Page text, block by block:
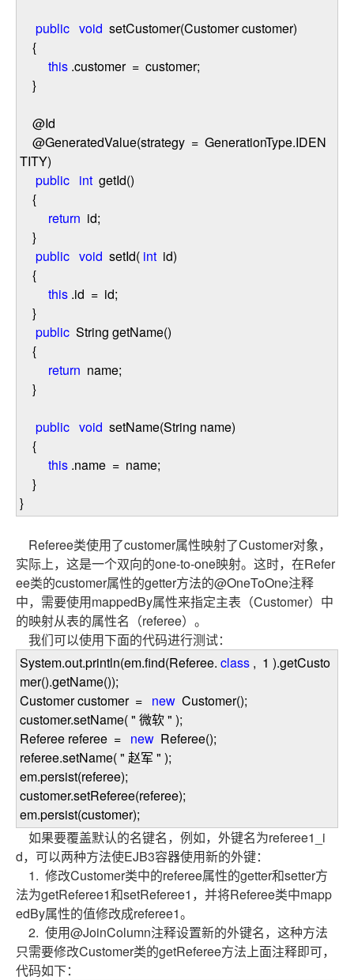
public void setCustomer(Customer customer)
{
this .customer = customer;
}
@Id
@GeneratedValue(strategy = GenerationType.IDEN
TITY)
public int getId()
{
return id;
}
public void setId( int id)
{
this .id = id;
}
public String getName()
{
return name;
}
public void setName(String name)
{
this .name = name;
}
}
Referee类使用了customer属性映射了Customer对象，
实际上，这是一个双向的one-to-one映射。这时，在Refer
ee类的customer属性的getter方法的@OneToOne注释
中，需要使用mappedBy属性来指定主表（Customer）中
的映射从表的属性名（referee）。
我们可以使用下面的代码进行测试：
System.out.println(em.find(Referee. class , 1 ).getCusto
mer().getName());
Customer customer = new Customer();
customer.setName(" 微软" );
Referee referee = new Referee();
referee.setName(" 赵军 " );
em.persist(referee);
customer.setReferee(referee);
em.persist(customer);
如果要覆盖默认的名键名，例如，外键名为referee1_i
d，可以两种方法使EJB3容器使用新的外键：
1. 修改Customer类中的referee属性的getter和setter方
法为getReferee1和setReferee1，并将Referee类中mapp
edBy属性的值修改成referee1。
2. 使用@JoinColumn注释设置新的外键名，这种方法
只需要修改Customer类的getReferee方法上面注释即可，
代码如下：